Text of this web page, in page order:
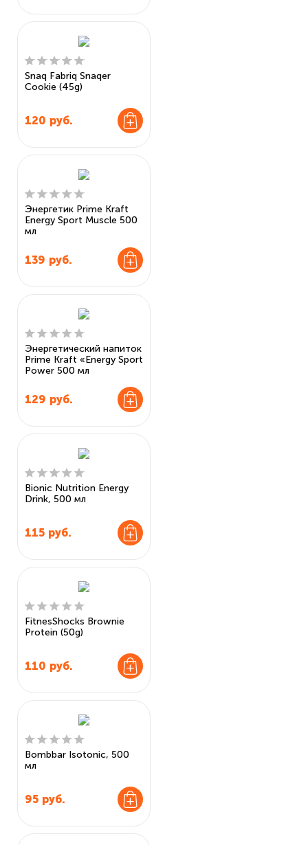
Snaq Fabriq Snaqer
Cookie (45g)
120 руб.
Энергетик Prime Kraft
Energy Sport Muscle 500
мл
139 руб.
Энергетический напиток
Prime Kraft «Energy Sport
Power 500 мл
129 руб.
Bionic Nutrition Energy
Drink, 500 мл
115 руб.
FitnesShocks Brownie
Protein (50g)
110 руб.
Bombbar Isotonic, 500
мл
95 руб.